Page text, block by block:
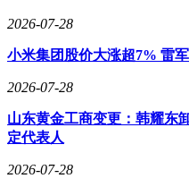
运营逻辑正在发生变化。除
这些IP虽然单体流量不大，
了新的发展机遇。同时，报
现象，注重IP的长期运营和内
营销变革也是本次展会讨论
2026-07-28
小米集团股价大涨超7% 雷
2026-07-28
山东黄金工商变更：韩耀东
定代表人
2026-07-28